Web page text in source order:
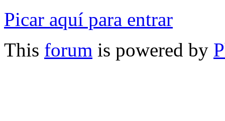
Picar aquí para entrar
This forum is powered by